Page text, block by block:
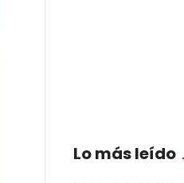
Lo más leído